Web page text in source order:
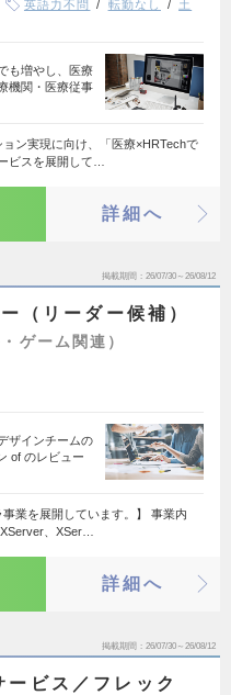
英語力不問 転勤なし
土
も増やし、医療
機関・医療従事
ン実現に向け、「医療×HRTechで
ビスを展開して…
詳細へ
掲載期間 26/07/30～26/08/12
（リーダー候補）
ゲーム関連）
ザインチームの
of のレビュー
事業を展開しています。】 事業内
、XSer…
詳細へ
掲載期間 26/07/30～26/08/12
ビス／フレック